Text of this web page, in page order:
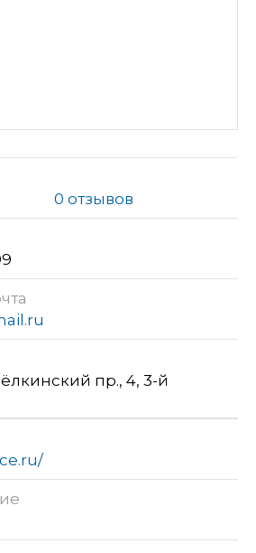
0 отзывов
пр., 4, 3-й